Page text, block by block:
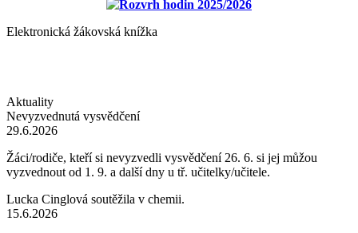
Rozvrh hodin 2025/2026
Elektronická žákovská knížka
Aktuality
Nevyzvednutá vysvědčení
29.6.2026
Žáci/rodiče, kteří si nevyzvedli vysvědčení 26. 6. si jej můžou
vyzvednout od 1. 9. a další dny u tř. učitelky/učitele.
Lucka Cinglová soutěžila v chemii.
15.6.2026